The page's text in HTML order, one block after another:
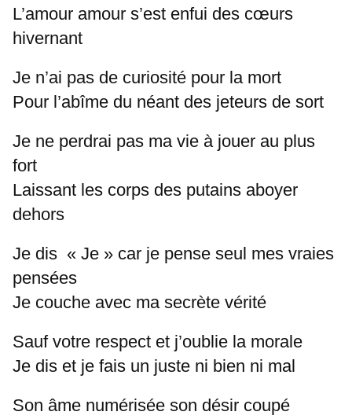
L’amour amour s’est enfui des cœurs
hivernant
Je n’ai pas de curiosité pour la mort
Pour l’abîme du néant des jeteurs de sort
Je ne perdrai pas ma vie à jouer au plus
fort
Laissant les corps des putains aboyer
dehors
Je dis « Je » car je pense seul mes vraies
pensées
Je couche avec ma secrète vérité
Sauf votre respect et j’oublie la morale
Je dis et je fais un juste ni bien ni mal
Son âme numérisée son désir coupé